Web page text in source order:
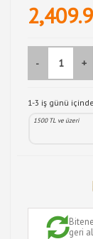
- +
1-3 iş günü
1500 TL ve üzeri
geri